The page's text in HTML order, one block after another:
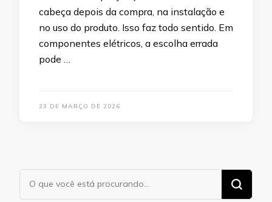
cabeça depois da compra, na instalação e
no uso do produto. Isso faz todo sentido. Em
componentes elétricos, a escolha errada
pode …
23 DE MARÇO DE 2026
Procurando
algo?